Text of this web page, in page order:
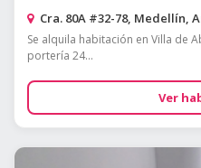
Cra. 80A #32-78, Medellín,
Se alquila habitación en Villa de
portería 24...
Ver